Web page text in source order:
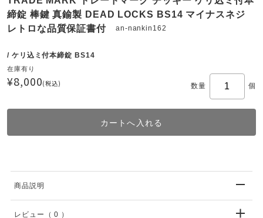
締錠 棒鍵 真鍮製 DEAD LOCKS BS14 マイナスネジ
レトロな品質保証書付
an-nankin162
/ ケリ込ミ付本締錠 BS14
在庫有り
¥8,000(税込) 数量 個
商品説明
レビュー （ 0 ）